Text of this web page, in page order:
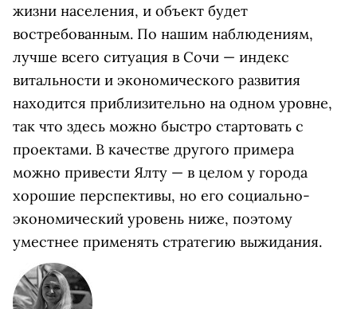
жизни населения, и объект будет
востребованным. По нашим наблюдениям,
лучше всего ситуация в Сочи — индекс
витальности и экономического развития
находится приблизительно на одном уровне,
так что здесь можно быстро стартовать с
проектами. В качестве другого примера
можно привести Ялту — в целом у города
хорошие перспективы, но его социально-
экономический уровень ниже, поэтому
уместнее применять стратегию выжидания.